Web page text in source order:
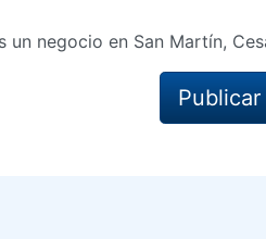
un negocio en San Martín,